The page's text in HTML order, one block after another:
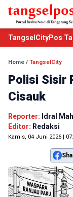
TangselCityPos
Home / TangselCity
Polisi Sisir
Cisauk
Reporter: Idral
Editor: Redaksi
Kamis, 04 Juni 2026 |